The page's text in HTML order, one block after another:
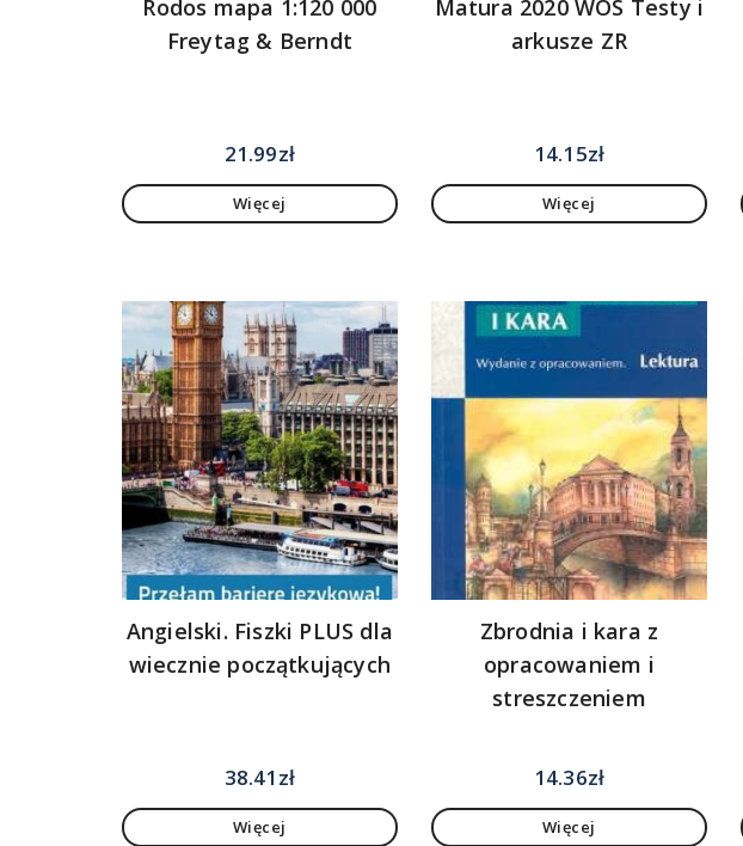
Rodos mapa 1:120 000
Freytag & Berndt
21.99zł
Więcej
Matura 2020 WOS Testy i
arkusze ZR
14.15zł
Więcej
Angielski. Fiszki PLUS dla
wiecznie początkujących
38.41 zł
Więcej
Zbrodnia i kara z
opracowaniem i
streszczeniem
14.36zł
Więcej